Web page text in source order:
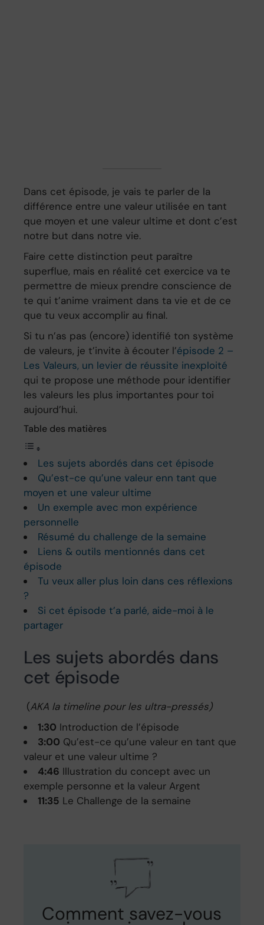
Dans cet épisode, je vais te parler de la
différence entre une valeur utilisée en tant
que moyen et une valeur ultime et dont c’est
notre but dans notre vie.
Faire cette distinction peut paraître
superflue, mais en réalité cet exercice va te
permettre de mieux prendre conscience de
te qui t’anime vraiment dans ta vie et de ce
que tu veux accomplir au final.
Si tu n’as pas (encore) identifié ton système
de valeurs, je t’invite à écouter l’épisode 2 –
Les Valeurs, un levier de réussite inexploité
qui te propose une méthode pour identifier
les valeurs les plus importantes pour toi
aujourd’hui.
Table des matières
Les sujets abordés dans cet épisode
Qu’est-ce qu’une valeur enn tant que
moyen et une valeur ultime
Un exemple avec mon expérience
personnelle
Résumé du challenge de la semaine
Liens & outils mentionnés dans cet
épisode
Tu veux aller plus loin dans ces réflexions
?
Si cet épisode t’a parlé, aide-moi à le
partager
Les sujets abordés dans
cet épisode
(AKA la timeline pour les ultra-pressés)
1:30 Introduction de l’épisode
3:00 Qu’est-ce qu’une valeur en tant que
valeur et une valeur ultime ?
4:46 Illustration du concept avec un
exemple personne et la valeur Argent
11:35 Le Challenge de la semaine
Comment savez-vous